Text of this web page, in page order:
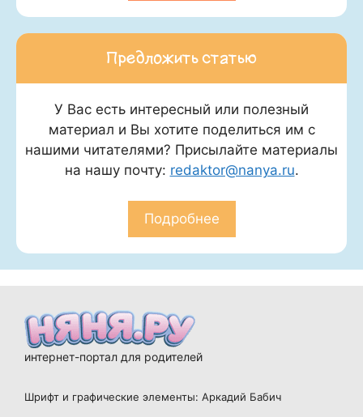
Предложить статью
У Вас есть интересный или полезный
материал и Вы хотите поделиться им с
нашими читателями? Присылайте материалы
на нашу почту: redaktor@nanya.ru.
Подробнее
интернет-портал для родителей
Шрифт и графические элементы: Аркадий Бабич